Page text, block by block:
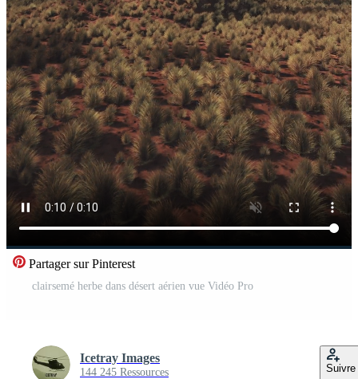
Partager sur Pinterest
clairsemé herbe dans désert aérien vue Vidéo Pro
Icetray Images
144 245 Ressources Suivre